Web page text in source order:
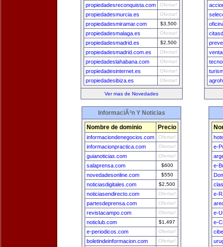
propiedadesreconquista.com Ofertar!
propiedadesmurcia.es Ofertar!
propiedadesmiramar.com $3,500
propiedadesmalaga.es Ofertar!
propiedadesmadrid.es $2,500
propiedadesmadrid.com.es Ofertar!
propiedadeslahabana.com Ofertar!
propiedadesinternet.es Ofertar!
propiedadesibiza.es Ofertar!
Ver mas de Novedades
InformaciÃ³n Y Noticias
Nombre de dominio Precio
informaciondenegocios.com Ofertar!
informacionpractica.com Ofertar!
guianoticias.com Ofertar!
salaprensa.com $600
novedadesonline.com $550
noticiasdigitales.com $2,500
noticiasendirecto.com Ofertar!
partesdeprensa.com Ofertar!
revistacampo.com Ofertar!
noticlub.com $1,497
e-periodicos.com Ofertar!
boletindeinformacion.com Ofertar!
e-
e-
e-
e-
e-